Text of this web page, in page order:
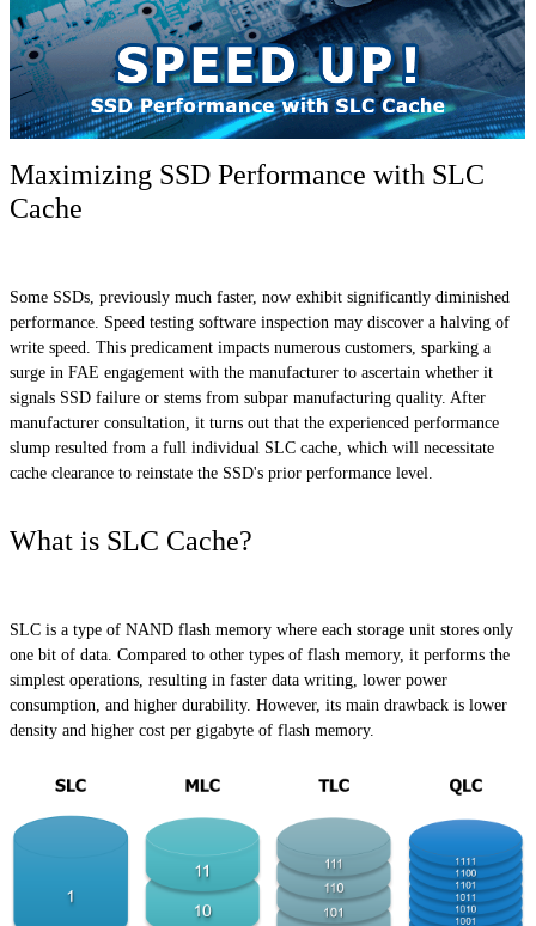
Maximizing SSD Performance with SLC
Cache
Some SSDs, previously much faster, now exhibit significantly diminished
performance. Speed testing software inspection may discover a halving of
write speed. This predicament impacts numerous customers, sparking a
surge in FAE engagement with the manufacturer to ascertain whether it
signals SSD failure or stems from subpar manufacturing quality. After
manufacturer consultation, it turns out that the experienced performance
slump resulted from a full individual SLC cache, which will necessitate
cache clearance to reinstate the SSD's prior performance level.
What is SLC Cache?
SLC is a type of NAND flash memory where each storage unit stores only
one bit of data. Compared to other types of flash memory, it performs the
simplest operations, resulting in faster data writing, lower power
consumption, and higher durability. However, its main drawback is lower
density and higher cost per gigabyte of flash memory.